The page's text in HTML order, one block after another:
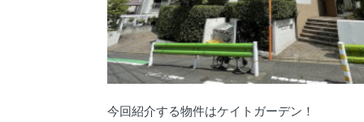
今回紹介する物件はケイトガーデン！